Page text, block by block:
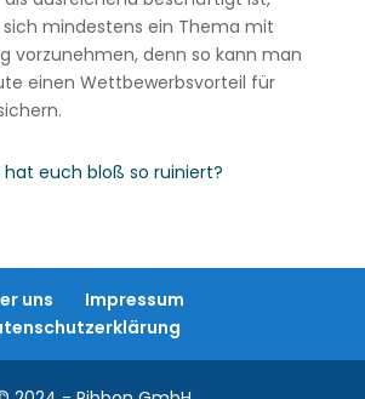
mindestens ein Thema mit
vorzunehmen, denn so kann man
einen Wettbewerbsvorteil für
hat euch bloß so ruiniert?
uns
Impressum